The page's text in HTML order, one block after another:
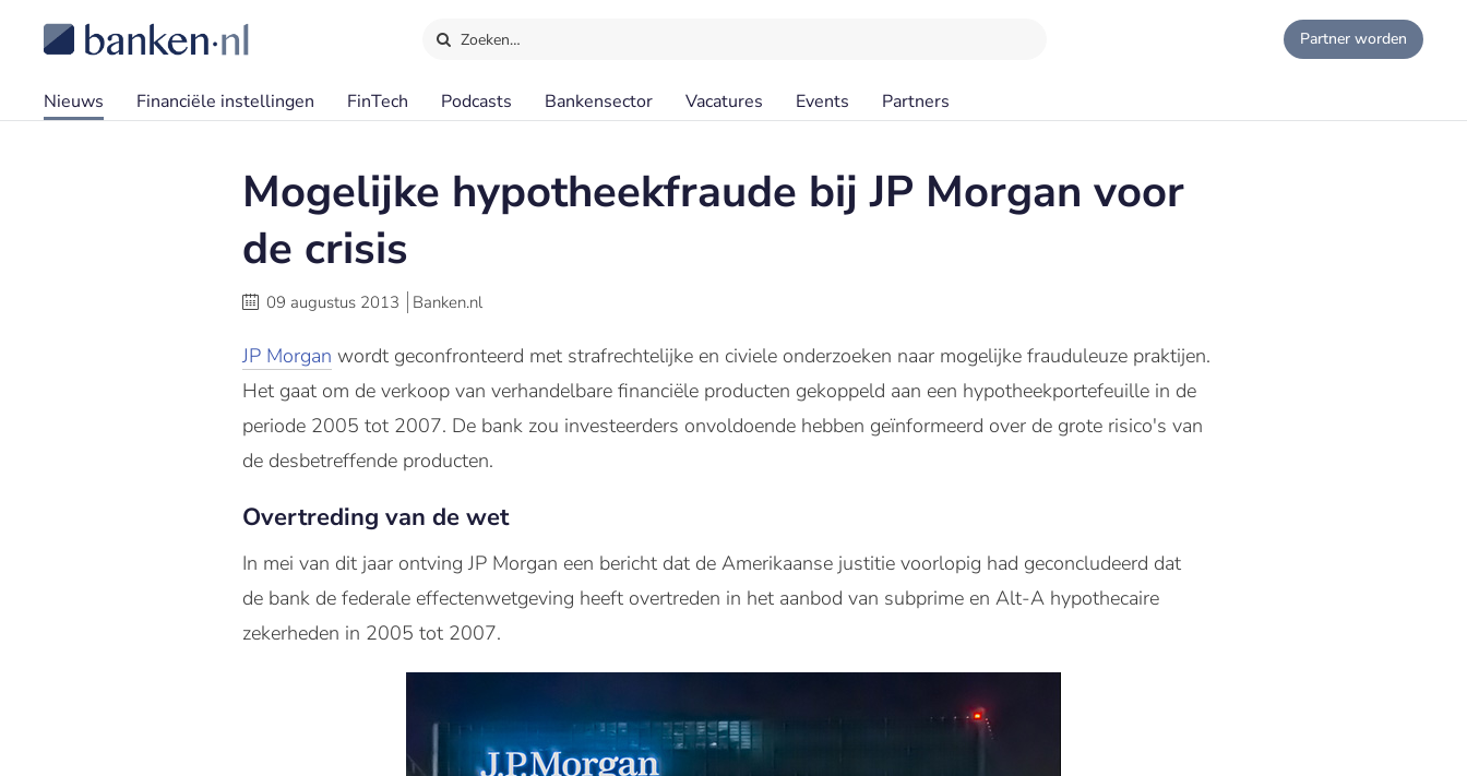
Zoeken… Partner worden
Nieuws Financiële instellingen FinTech Podcasts Bankensector Vacatures Events Partners
Mogelijke hypotheekfraude bij JP Morgan voor
de crisis
09 augustus 2013 Banken.nl
JP Morgan wordt geconfronteerd met strafrechtelijke en civiele onderzoeken naar mogelijke frauduleuze praktijen.
Het gaat om de verkoop van verhandelbare financiële producten gekoppeld aan een hypotheekportefeuille in de
periode 2005 tot 2007. De bank zou investeerders onvoldoende hebben geïnformeerd over de grote risico's van
de desbetreffende producten.
Overtreding van de wet
In mei van dit jaar ontving JP Morgan een bericht dat de Amerikaanse justitie voorlopig had geconcludeerd dat
de bank de federale effectenwetgeving heeft overtreden in het aanbod van subprime en Alt-A hypothecaire
zekerheden in 2005 tot 2007.